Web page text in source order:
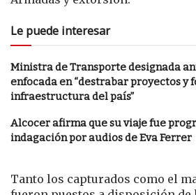
Le puede interesar
Ministra de Transporte designada
enfocada en “destrabar proyectos y
infraestructura del país”
Alcocer afirma que su viaje fue
indagación por audios de Eva Ferrer
Tanto los capturados como el